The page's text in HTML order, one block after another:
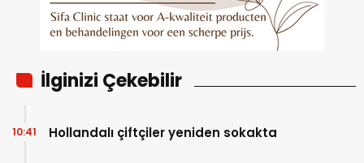
İlginizi Çekebilir
Hollandalı çiftçiler yeniden sokakta
10:41